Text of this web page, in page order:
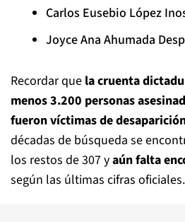
Carlos Eusebio López
Joyce Ana Ahumada
Recordar que la cruenta
menos 3.200 personas
fueron víctimas de
décadas de búsqueda se
los restos de 307 yaún falta
según las últimas cifras oficiales.